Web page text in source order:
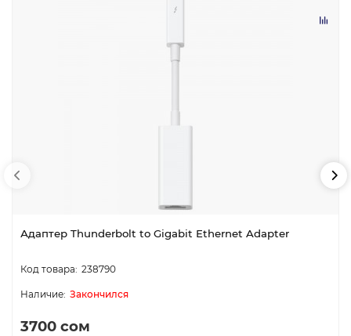
Адаптер Thunderbolt to Gigabit Ethernet Adapter
238790
Закончился
3700 сом